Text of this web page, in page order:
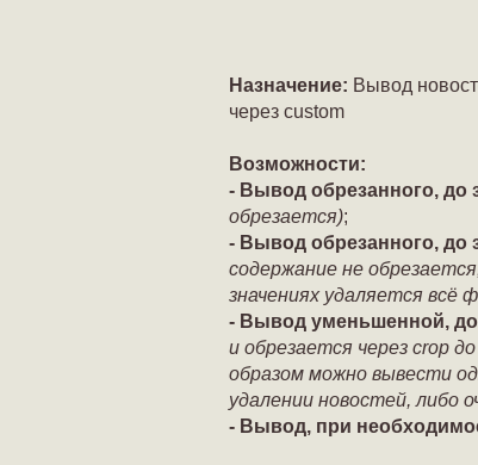
Назначение: Вывод
через custom
Возможности:
- Вывод обрезанного, до
обрезается);
- Вывод обрезанного, до
содержание не
значениях удаляется всё
- Вывод уменьшенной, до
и обрезается через crop
образом можно вывести
удалении новостей, либо
- Вывод, при